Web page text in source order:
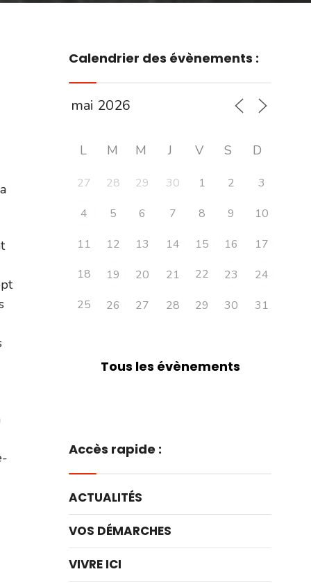
Calendrier des évènements :
L M M J V S D
27 28 29 30 1 2
3
4
5 6 7 8 9
10
11
12 13 14 15 16
17
18
19 20 21 22 23
24
25
26 27 28 29 30 31
Tous les évènements
Accès rapide :
ACTUALITÉS
VOS DÉMARCHES
VIVRE ICI